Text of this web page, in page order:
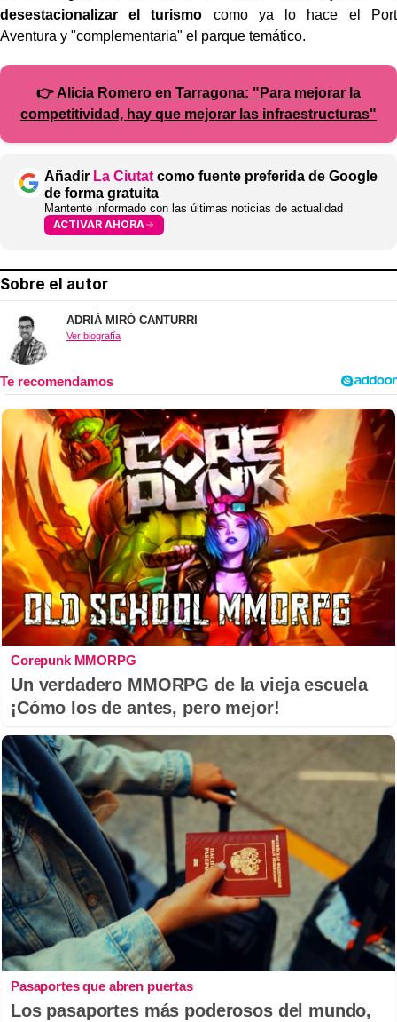
desestacionalizar el turismo como ya lo hace el Port
Aventura y "complementaria" el parque temático.
👉 Alicia Romero en Tarragona: "Para mejorar la
competitividad, hay que mejorar las infraestructuras"
Añadir La Ciutat como fuente preferida de Google
de forma gratuita
Mantente informado con las últimas noticias de actualidad
ACTIVAR AHORA
Sobre el autor
ADRIÀ MIRÓ CANTURRI
Ver biografía
Corepunk MMORPG
Un verdadero MMORPG de la vieja escuela
¡Cómo los de antes, pero mejor!
Pasaportes que abren puertas
Los pasaportes más poderosos del mundo,